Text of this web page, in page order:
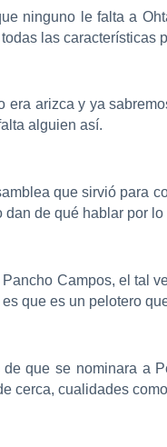
ninguno le falta a
las características
arizca y ya
alguien así.
que sirvió para
de qué hablar por
Campos, el tal
que es un pelotero
que se nominara a
cerca, cualidades